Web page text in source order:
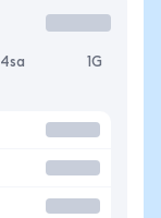
4sa 1G